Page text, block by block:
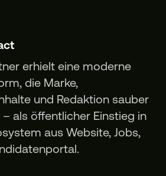
erhielt eine moderne
die Marke,
und Redaktion sauber
als öffentlicher Einstieg in
aus Website, Jobs,